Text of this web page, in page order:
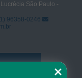
São Paulo -
96358-0246